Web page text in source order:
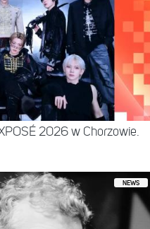
2026 w Chorzowie.
NEWS